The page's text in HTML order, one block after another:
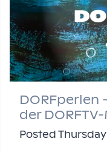
DORFperlen
der
Posted